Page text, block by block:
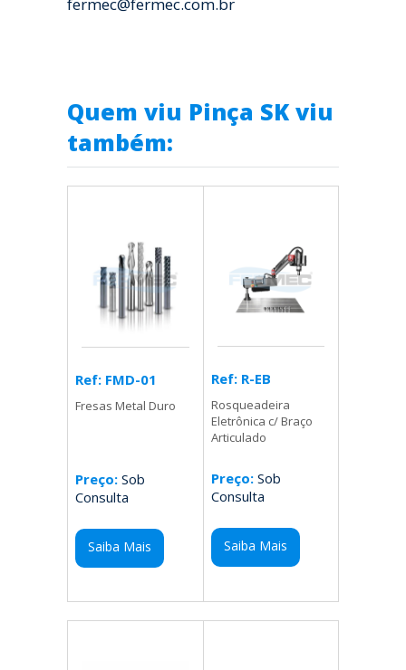
Quem viu Pinça SK viu
também:
Ref: FMD-01
Fresas Metal Duro
Preço: Sob
Consulta
Saiba Mais
Ref: R-EB
Rosqueadeira
Eletrônica c/ Braço
Articulado
Preço:Sob
Consulta
Saiba Mais